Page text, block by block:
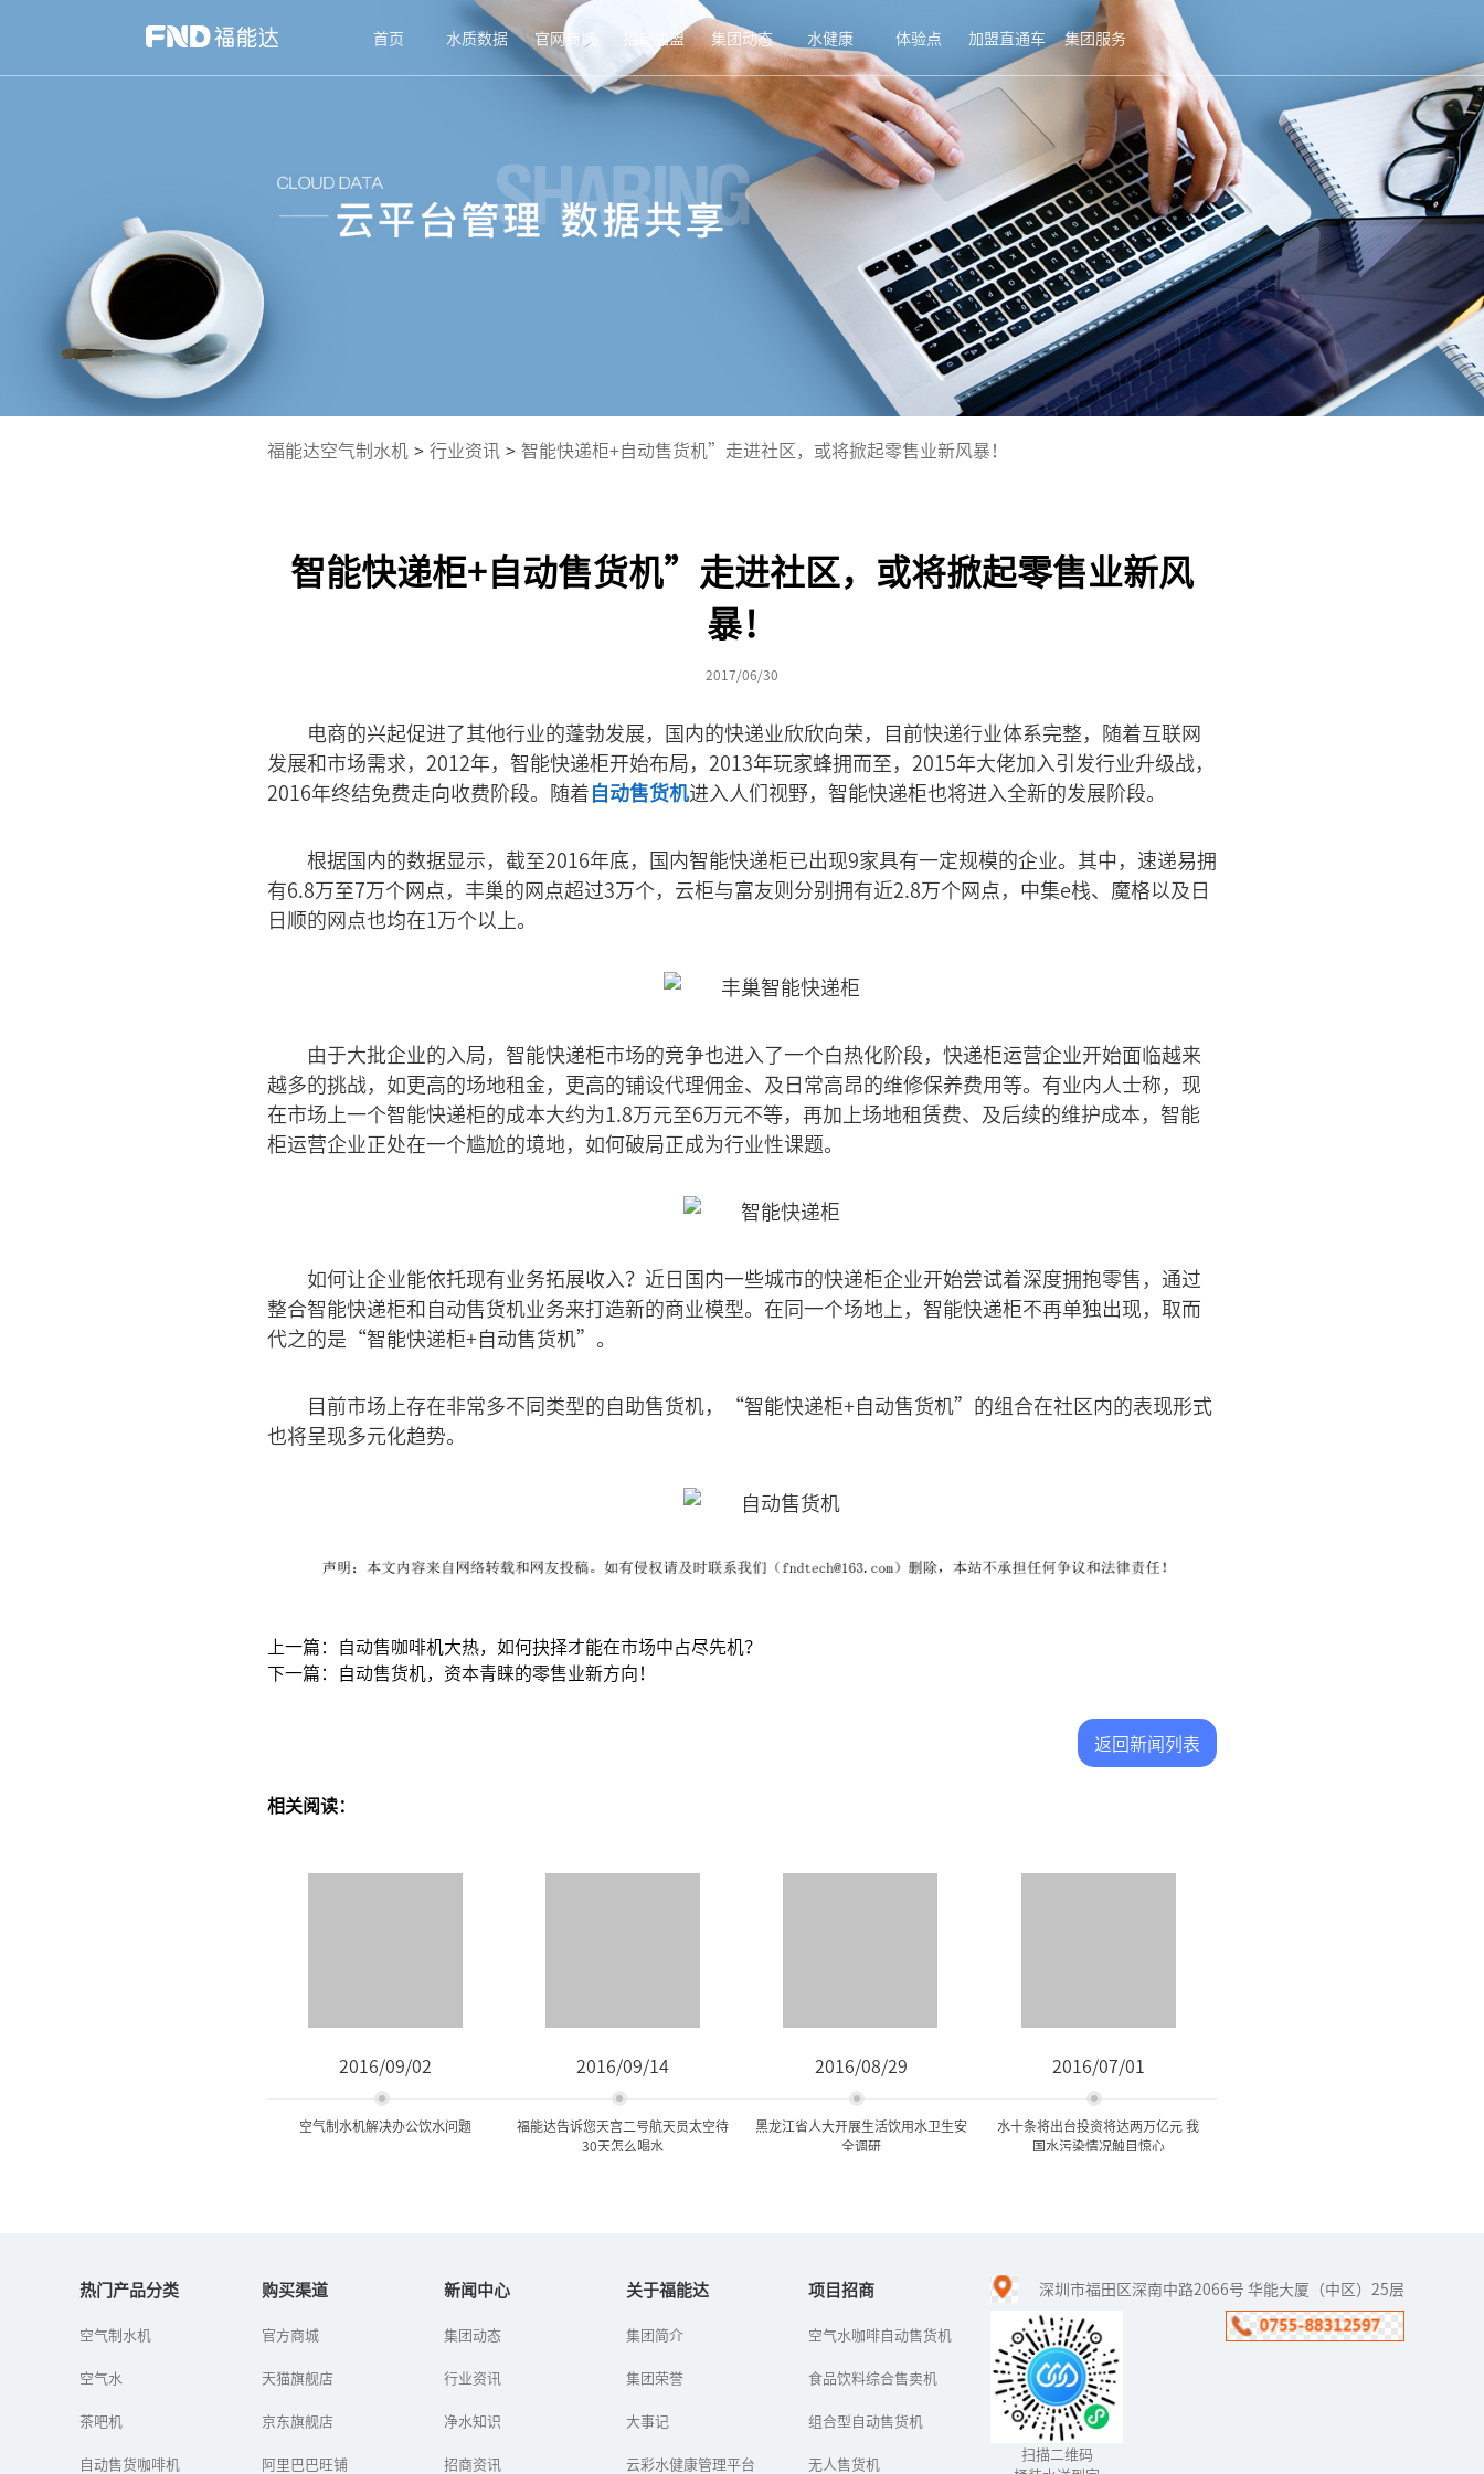
首页 水质数据 官网商城 招商加盟 集团动态 水健康 体验点 加盟直通车 集团服务
福能达空气制水机 > 行业资讯 > 智能快递柜+自动售货机”走进社区，或将掀起零售业新风暴！
智能快递柜+自动售货机”走进社区，或将掀起零售业新风
暴！
2017/06/30
电商的兴起促进了其他行业的蓬勃发展，国内的快递业欣欣向荣，目前快递行业体系完整，随着互联网
发展和市场需求，2012年，智能快递柜开始布局，2013年玩家蜂拥而至，2015年大佬加入引发行业升级战，
2016年终结免费走向收费阶段。随着自动售货机进入人们视野，智能快递柜也将进入全新的发展阶段。
根据国内的数据显示，截至2016年底，国内智能快递柜已出现9家具有一定规模的企业。其中，速递易拥
有6.8万至7万个网点，丰巢的网点超过3万个，云柜与富友则分别拥有近2.8万个网点，中集e栈、魔格以及日
日顺的网点也均在1万个以上。
由于大批企业的入局，智能快递柜市场的竞争也进入了一个白热化阶段，快递柜运营企业开始面临越来
越多的挑战，如更高的场地租金，更高的铺设代理佣金、及日常高昂的维修保养费用等。有业内人士称，现
在市场上一个智能快递柜的成本大约为1.8万元至6万元不等，再加上场地租赁费、及后续的维护成本，智能
柜运营企业正处在一个尴尬的境地，如何破局正成为行业性课题。
如何让企业能依托现有业务拓展收入？近日国内一些城市的快递柜企业开始尝试着深度拥抱零售，通过
整合智能快递柜和自动售货机业务来打造新的商业模型。在同一个场地上，智能快递柜不再单独出现，取而
代之的是“智能快递柜+自动售货机”。
目前市场上存在非常多不同类型的自助售货机，“智能快递柜+自动售货机”的组合在社区内的表现形式
也将呈现多元化趋势。
上一篇：自动售咖啡机大热，如何抉择才能在市场中占尽先机？
下一篇：自动售货机，资本青睐的零售业新方向！
返回新闻列表
相关阅读：
2016/09/02
空气制水机解决办公饮水问题
办公室里的饮水问题通常
我们会看到一罐又一罐的
个一劳永逸的解决办法，
2016/09/14
福能达告诉您天宫二号航天员太空待
30天怎么喝水
2016年又将是中国航天事
长征七号/五号火箭首发、
射、神舟十一号飞船上发
2016/08/29
黑龙江省人大开展生活饮用水卫生安
全调研
目前,饮水水源受污染的情
水源中的无机物、有机物
着人们的健康。...
2016/07/01
水十条将出台投资将达两万亿元 我
国水污染情况触目惊心
水十条”的《水污染防治
行动计划》已经在年前获
得国务院常委会通过，有
望在下月出台。
热门产品分类
空气制水机
空气水
茶吧机
自动售货咖啡机
购买渠道
官方商城
天猫旗舰店
京东旗舰店
阿里巴巴旺铺
新闻中心
集团动态
行业资讯
净水知识
招商资讯
关于福能达
集团简介
集团荣誉
大事记
云彩水健康管理平台
项目招商
空气水咖啡自动售货机
食品饮料综合售卖机
组合型自动售货机
无人售货机
深圳市福田区深南中路2066号 华能大厦（中区）25层
扫描二维码